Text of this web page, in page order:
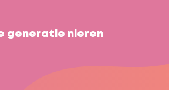
generatie nieren